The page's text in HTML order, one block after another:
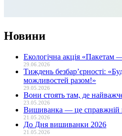
Новини
Екологічна акція «Пакетам
29.06.2026
Тиждень безбар’єрності:
можливостей разом!»
29.05.2026
Вони стоять там, де
23.05.2026
Вишиванка — це справжній
21.05.2026
До Дня вишиванки 2026
21.05.2026